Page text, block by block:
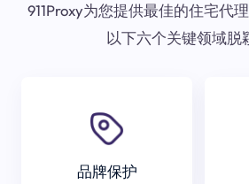
911Proxy为您提供最佳的住宅代
以下六个关键领域脱
品牌保护